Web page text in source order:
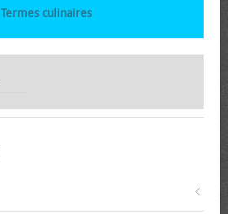
Termes culinaires